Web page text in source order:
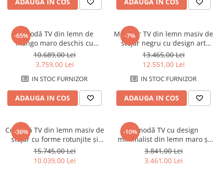
-65%
Comodă TV din lemn de
mango maro deschis cu
structură metalică gri închis și
design inspirat din avion
Wings 188 x 44 x 44 cm
10.689,00 Lei
3.759,00 Lei
IN STOC FURNIZOR
ADAUGA IN COS
-7%
Mobilier TV din lemn masiv de
stejar negru cu design art
déco geometric fabricat
artizanal Rize 200 x 45 x 55
cm
13.465,00 Lei
12.551,00 Lei
IN STOC FURNIZOR
ADAUGA IN COS
-36%
Comodă TV din lemn masiv de
stejar cu forme rotunjite și
design art déco artizanal
Kharj 220 x 54 x 51 cm
15.745,00 Lei
10.039,00 Lei
-10%
Comodă TV cu design
minimalist din lemn maro și
detalii din sticlă securizată
Amy 150 x 40 x 55 cm
3.841,00 Lei
3.461,00 Lei